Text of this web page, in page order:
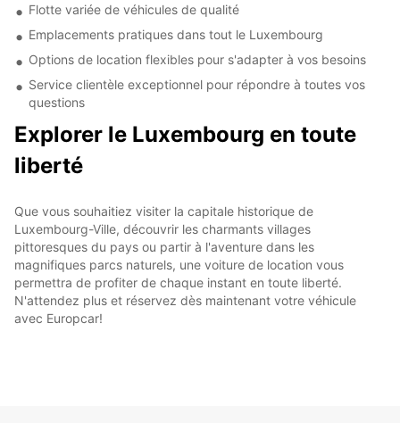
Flotte variée de véhicules de qualité
Emplacements pratiques dans tout le Luxembourg
Options de location flexibles pour s'adapter à vos besoins
Service clientèle exceptionnel pour répondre à toutes vos
questions
Explorer le Luxembourg en toute
liberté
Que vous souhaitiez visiter la capitale historique de
Luxembourg-Ville, découvrir les charmants villages
pittoresques du pays ou partir à l'aventure dans les
magnifiques parcs naturels, une voiture de location vous
permettra de profiter de chaque instant en toute liberté.
N'attendez plus et réservez dès maintenant votre véhicule
avec Europcar!